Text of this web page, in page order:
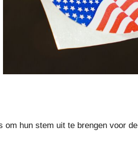
om hun stem uit te brengen voor de